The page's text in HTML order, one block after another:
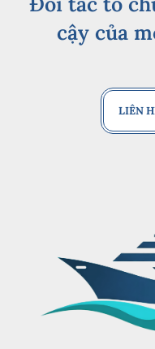
cậy của
LIÊN